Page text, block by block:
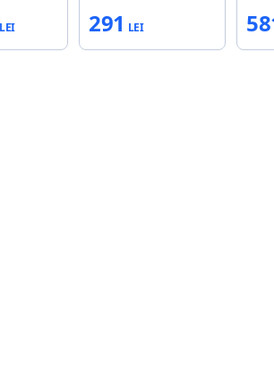
291